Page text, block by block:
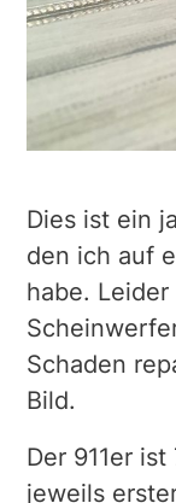
Dies ist ein
den ich auf
habe.
Schaden
Bild.
Der 911er
jeweils